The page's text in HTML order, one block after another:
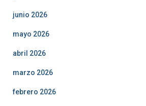
junio 2026
mayo 2026
abril 2026
marzo 2026
febrero 2026